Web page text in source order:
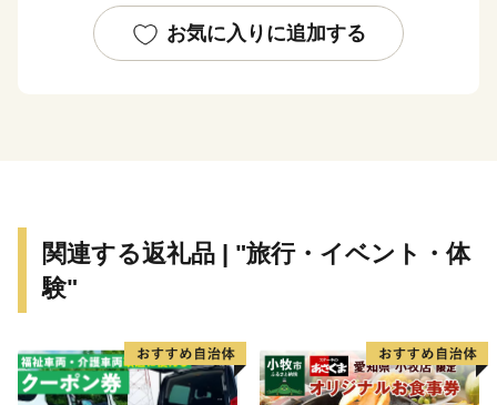
また、紙・パルプ製品分野における自治体別「製造品出
今後も適正かつ公正な運営に努めて参りますので、どう
か引き続き四国中央市を応援いただきますようお願い致
お気に入りに追加する
関連する返礼品 | "旅行・イベント・体
験"